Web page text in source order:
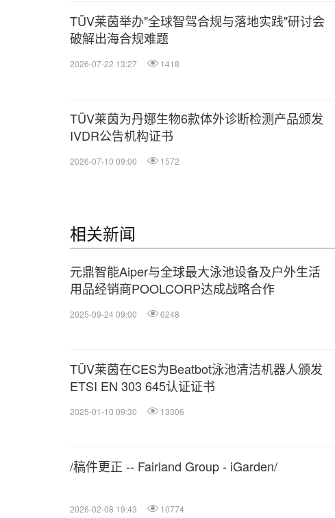
TÜV莱茵举办"全球智驾合规与落地实践"研讨会
破解出海合规难题
2026-07-22 13:27 1418
TÜV莱茵为丹娜生物6款体外诊断检测产品颁发
IVDR公告机构证书
2026-07-10 09:00 1572
相关新闻
元鼎智能Aiper与全球最大泳池设备及户外生活
用品经销商POOLCORP达成战略合作
2025-09-24 09:00 6248
TÜV莱茵在CES为Beatbot泳池清洁机器人颁发
ETSI EN 303 645认证证书
2025-01-10 09:30 13306
/稿件更正 -- Fairland Group - iGarden/
2026-02-08 19:43 10774